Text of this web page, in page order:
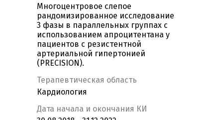
Многоцентровое слепое
рандомизированное исследование
3 фазы в параллельных группах c
использованием апроцитентана у
пациентов с резистентной
артериальной гипертонией
(PRECISION).
Терапевтическая область
Кардиология
Дата начала и окончания КИ